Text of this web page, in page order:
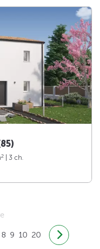
2
| 3 ch.
8 9 10 20